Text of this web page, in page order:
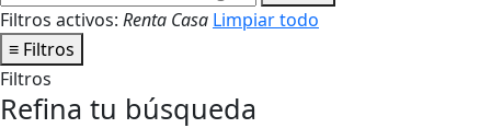
Filtros activos: Renta Casa Limpiar todo
≡ Filtros
Filtros
Refina tu búsqueda